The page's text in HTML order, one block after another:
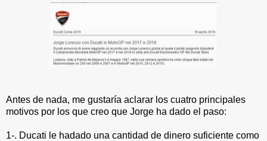
Antes de nada, me gustaría aclarar los cuatro principales
motivos por los que creo que Jorge ha dado el paso:
1-. Ducati le hadado una cantidad de dinero suficiente como